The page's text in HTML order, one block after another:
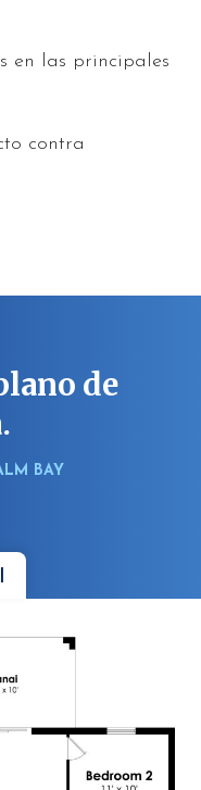
en las principales
contra
de
BAY